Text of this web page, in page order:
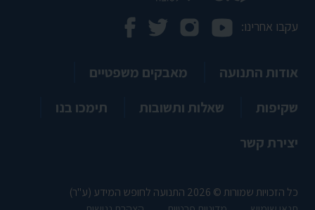
עקבו אחרינו:
אודות התנועה
מאבקים משפטיים
שקיפות
שאלות ותשובות
תימכו בנו
יצירת קשר
כל הזכויות שמורות © 2026 התנועה לחופש המידע (ע"ר)